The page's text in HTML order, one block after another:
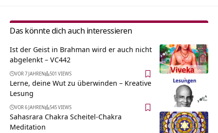
Das könnte dich auch interessieren
Ist der Geist in Brahman wird er auch nicht
abgelenkt – VC442
VOR 7 JAHREN 501 VIEWS
Lerne, deine Wut zu überwinden – Kreative
Lesung
VOR 6 JAHREN 545 VIEWS
Sahasrara Chakra Scheitel-Chakra
Meditation